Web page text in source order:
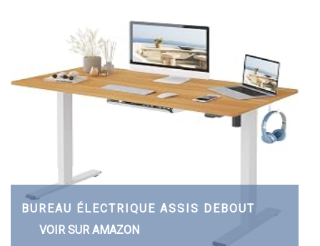
BUREAU ÉLECTRIQUE ASSIS DEBOUT
VOIR SUR AMAZON